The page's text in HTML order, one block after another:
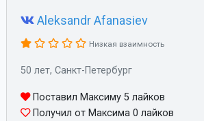
Aleksandr Afanasiev
Низкая взаимность
50 лет, Санкт-Петербург
Поставил Максиму 5 лайков
Получил от Максима 0 лайков